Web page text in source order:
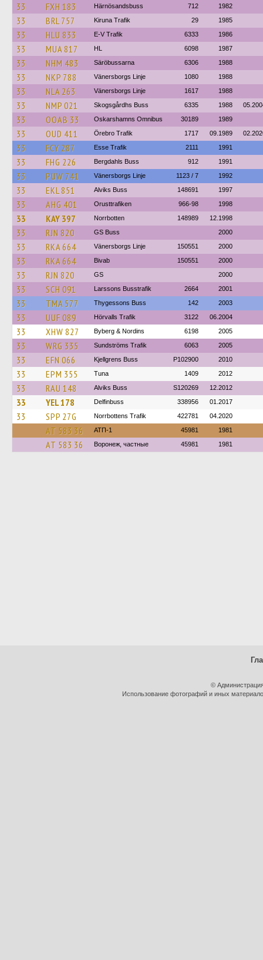
33 FXH 183 Härnösandsbuss 712 1982
33 BRL 757 Kiruna Trafik 29 1985
33 HLU 833 E-V Trafik 6333 1986
33 MUA 817 HL 6098 1987
33 NHM 483 Säröbussarna 6306 1988
33 NKP 788 Vänersborgs Linje 1080 1988
33 NLA 263 Vänersborgs Linje 1617 1988
33 NMP 021 Skogsgårdhs Buss 6335 1988
33 OOAB 33 Oskarshamns Omnibus 30189 1989
33 OUD 411 Örebro Trafik 1717 09.1989
33 FCY 287 Esse Trafik 2111 1991
33 FHG 226 Bergdahls Buss 912 1991
33 PUW 741 Vänersborgs Linje 1123 / 7 1992
33 EKL 851 Alviks Buss 148691 1997
33 AHG 401 Orusttrafiken 966-98 1998
33 KAY 397 Norrbotten 148989 12.1998
33 RJN 820 GS Buss 2000
33 RKA 664 Vänersborgs Linje 150551 2000
33 RKA 664 Bivab 150551 2000
33 RJN 820 GS 2000
33 SCH 091 Larssons Busstrafik 2664 2001
33 TMA 577 Thygessons Buss 142 2003
33 UUF 089 Hörvalls Trafik 3122 06.2004
33 XHW 827 Byberg & Nordins 6198 2005
33 WRG 335 Sundströms Trafik 6063 2005
33 EFN 066 Kjellgrens Buss P102900 2010
33 EPM 355 Tuna 1409 2012
33 RAU 148 Alviks Buss S120269 12.2012
33 YEL 178 Delfinbuss 338956 01.2017
33 SPP 27G Norrbottens Trafik 422781 04.2020
АТ 583 36 АТП-1 45981 1981
АТ 583 36 Воронеж, частные 45981 1981
©
Использование фотографий и иных